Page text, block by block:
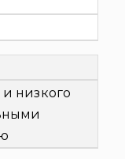
низкого